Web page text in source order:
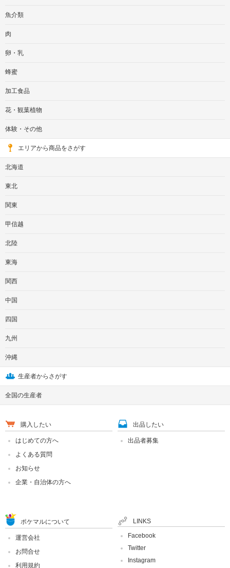
魚介類
肉
卵・乳
蜂蜜
加工食品
花・観葉植物
体験・その他
エリアから商品をさがす
北海道
東北
関東
甲信越
北陸
東海
関西
中国
四国
九州
沖縄
生産者からさがす
全国の生産者
購入したい
はじめての方へ
よくある質問
お知らせ
企業・自治体の方へ
出品したい
出品者募集
ポケマルについて
運営会社
お問合せ
利用規約
LINKS
Facebook
Twitter
Instagram